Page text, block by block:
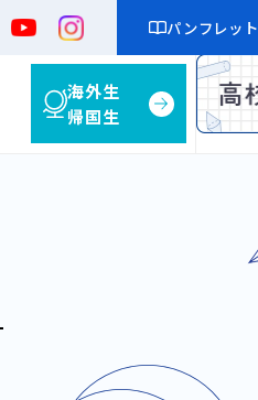
海外生
帰国生
パンフレット